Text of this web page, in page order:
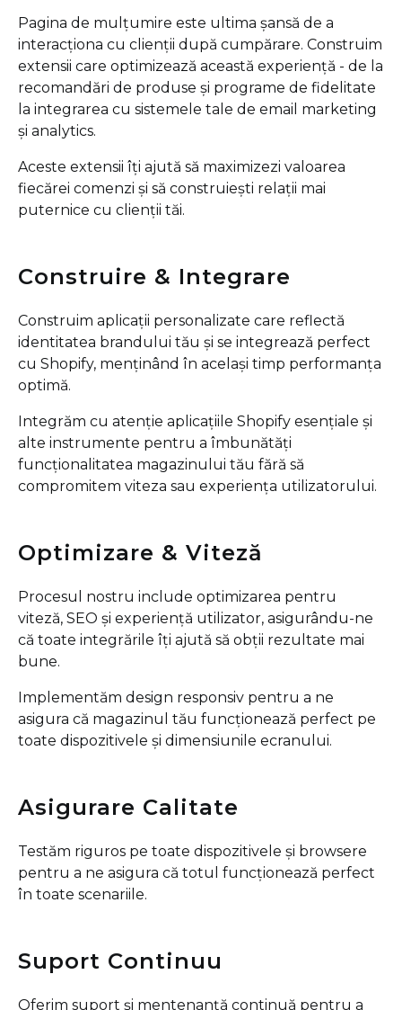
Pagina de mulțumire este ultima șansă de a
interacționa cu clienții după cumpărare. Construim
extensii care optimizează această experiență - de la
recomandări de produse și programe de fidelitate
la integrarea cu sistemele tale de email marketing
și analytics.
Aceste extensii îți ajută să maximizezi valoarea
fiecărei comenzi și să construiești relații mai
puternice cu clienții tăi.
Construire & Integrare
Construim aplicații personalizate care reflectă
identitatea brandului tău și se integrează perfect
cu Shopify, menținând în același timp performanța
optimă.
Integrăm cu atenție aplicațiile Shopify esențiale și
alte instrumente pentru a îmbunătăți
funcționalitatea magazinului tău fără să
compromitem viteza sau experiența utilizatorului.
Optimizare & Viteză
Procesul nostru include optimizarea pentru
viteză, SEO și experiență utilizator, asigurându-ne
că toate integrările îți ajută să obții rezultate mai
bune.
Implementăm design responsiv pentru a ne
asigura că magazinul tău funcționează perfect pe
toate dispozitivele și dimensiunile ecranului.
Asigurare Calitate
Testăm riguros pe toate dispozitivele și browsere
pentru a ne asigura că totul funcționează perfect
în toate scenariile.
Suport Continuu
Oferim suport și mentenanță continuă pentru a